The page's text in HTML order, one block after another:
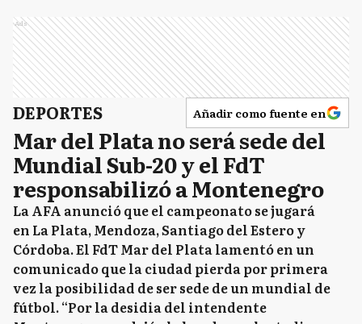
Ads
DEPORTES Añadir como fuente en
Mar del Plata no será sede del
Mundial Sub-20 y el FdT
responsabilizó a Montenegro
La AFA anunció que el campeonato se jugará
en La Plata, Mendoza, Santiago del Estero y
Córdoba. El FdT Mar del Plata lamentó en un
comunicado que la ciudad pierda por primera
vez la posibilidad de ser sede de un mundial de
fútbol. “Por la desidia del intendente